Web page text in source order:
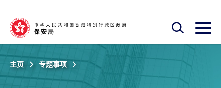
开启搜寻框
开启
主页 专题事项